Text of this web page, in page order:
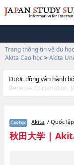
Trang thông tin về du
Akita Cao học > Akita
Được đồng vận hành
Benesse Corporation,
khoảng 1.300 trường
thiết dành cho du học
School of International
trúng tuyển, cở sở
Akita / Quốc lập
秋田大学|